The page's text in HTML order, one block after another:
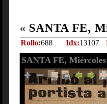
« SANTA FE,
Rollo:688 Idx:13107
SANTA FE,